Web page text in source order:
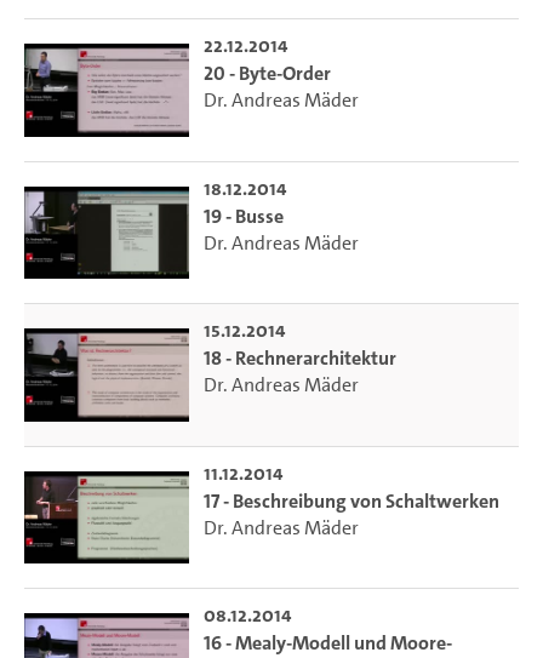
22.12.2014
20 - Byte-Order
Dr. Andreas Mäder
18.12.2014
19 - Busse
Dr. Andreas Mäder
15.12.2014
18 - Rechnerarchitektur
Dr. Andreas Mäder
11.12.2014
17 - Beschreibung von Schaltwerken
Dr. Andreas Mäder
08.12.2014
16 - Mealy-Modell und Moore-